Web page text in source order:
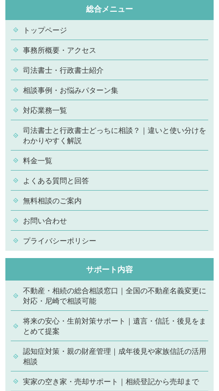
総合メニュー
トップページ
事務所概要・アクセス
司法書士・行政書士紹介
相談事例・お悩みパターン集
対応業務一覧
司法書士と行政書士どっちに相談？｜違いと使い分けを
わかりやすく解説
料金一覧
よくある質問と回答
無料相談のご案内
お問い合わせ
プライバシーポリシー
サポート内容
不動産・相続の総合相談窓口｜全国の不動産名義変更に
対応・尼崎で相談可能
将来の安心・生前対策サポート｜遺言・信託・後見をま
とめて提案
認知症対策・親の財産管理｜成年後見や家族信託の活用
相談
実家の空き家・売却サポート｜相続登記から売却まで